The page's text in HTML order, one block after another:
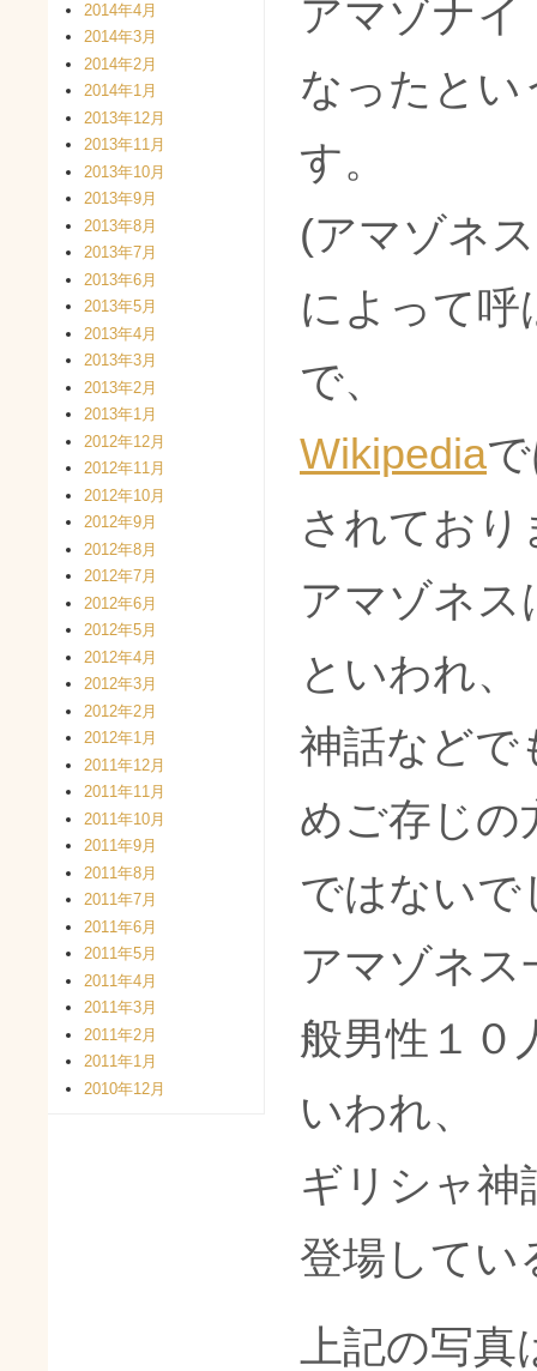
アマゾナイ
なったとい
す。
(アマゾネ
によって呼
で、
Wikipedia
されており
アマゾネス
といわれ、
神話などで
めご存じの
ではないで
アマゾネス
般男性１０
いわれ、
ギリシャ神
登場してい
上記の写
2014年4月
2014年3月
2014年2月
2014年1月
2013年12月
2013年11月
2013年10月
2013年9月
2013年8月
2013年7月
2013年6月
2013年5月
2013年4月
2013年3月
2013年2月
2013年1月
2012年12月
2012年11月
2012年10月
2012年9月
2012年8月
2012年7月
2012年6月
2012年5月
2012年4月
2012年3月
2012年2月
2012年1月
2011年12月
2011年11月
2011年10月
2011年9月
2011年8月
2011年7月
2011年6月
2011年5月
2011年4月
2011年3月
2011年2月
2011年1月
2010年12月